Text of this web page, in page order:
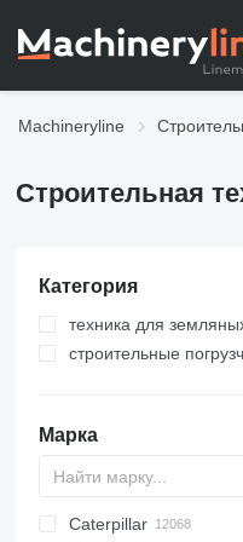
Machineryline
Строительная
Категория
техника для
бульдозеры
строительные
Марка
Titan
AL
SP
AX
X-Series
AFW
HD
FlexiROC
1304
400 - series
BC
BG
BB
TW
553
GSH
Leonardo
AHK
K-series
CK
3.5
B-series
450
Caterpillar